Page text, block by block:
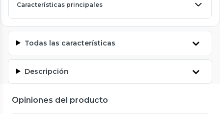
Características principales
Todas las características
Descripción
Opiniones del producto